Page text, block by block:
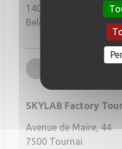
1400
Belgique
Tournai
SKYLAB Factory
Avenue de Maire, 44
7500 Tournai